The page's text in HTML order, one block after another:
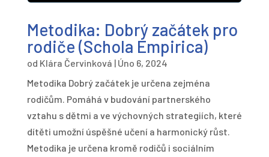
Metodika: Dobrý začátek pro
rodiče (Schola Empirica)
od Klára Červinková | Úno 6, 2024
Metodika Dobrý začátek je určena zejména
rodičům. Pomáhá v budování partnerského
vztahu s dětmi a ve výchovných strategiích, které
dítěti umožní úspěšné učení a harmonický růst.
Metodika je určena kromě rodičů i sociálním